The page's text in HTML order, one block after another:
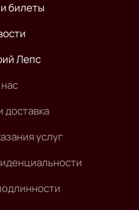
билеты
Лепс
доставка
услуг